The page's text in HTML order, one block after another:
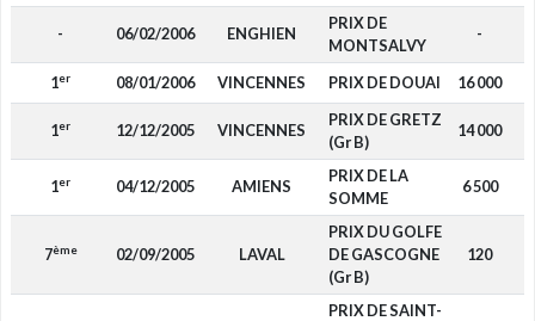
- 06/02/2006 ENGHIEN
PRIX DE
MONTSALVY
-
1er 08/01/2006 VINCENNES PRIX DE DOUAI 16 000
1er 12/12/2005 VINCENNES
PRIX DE GRETZ
(Gr B)
14 000
1er 04/12/2005 AMIENS
PRIX DE LA
SOMME
6 500
7ème 02/09/2005 LAVAL
PRIX DU GOLFE
DE GASCOGNE
(Gr B)
120
PRIX DE SAINT-